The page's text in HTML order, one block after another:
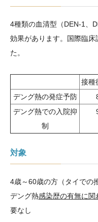
4種類の血清型（DEN-1、
効果があります。国際臨
た。
接種
デング熱の発症予防
デング熱での入院抑
制
対象
4歳～60歳の方（タイでの
デング熱感染歴の有無に関
要なし